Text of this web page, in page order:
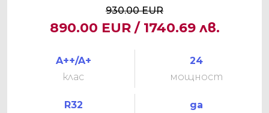
930.00 EUR
890.00 EUR / 1740.69 лв.
A++/A+
клас
24
мощност
R32 да